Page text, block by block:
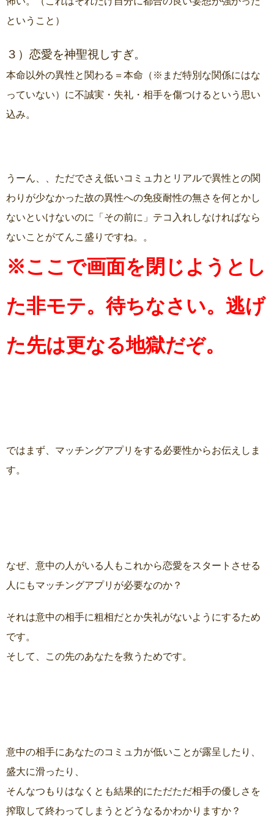
ということ）
３）恋愛を神聖視しすぎ。
本命以外の異性と関わる＝本命（※まだ特別な関係にはな
っていない）に不誠実・失礼・相手を傷つけるという思い
込み。
うーん、、ただでさえ低いコミュ力とリアルで異性との関
わりが少なかった故の異性への免疫耐性の無さを何とかし
ないといけないのに「その前に」テコ入れしなければなら
ないことがてんこ盛りですね。。
※ここで画面を閉じようとし
た非モテ。待ちなさい。逃げ
た先は更なる地獄だぞ。
ではまず、マッチングアプリをする必要性からお伝えしま
す。
なぜ、意中の人がいる人もこれから恋愛をスタートさせる
人にもマッチングアプリが必要なのか？
それは意中の相手に粗相だとか失礼がないようにするため
です。
そして、この先のあなたを救うためです。
意中の相手にあなたのコミュ力が低いことが露呈したり、
盛大に滑ったり、
そんなつもりはなくとも結果的にただただ相手の優しさを
搾取して終わってしまうとどうなるかわかりますか？